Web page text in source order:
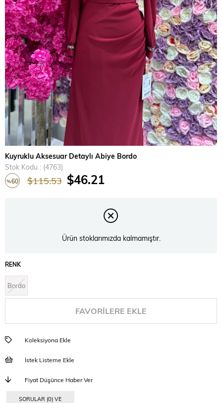
Kuyruklu Aksesuar Detaylı Abiye Bordo
Stok Kodu
(4763)
%60 $115.53 $46.21
Ürün stoklarımızda kalmamıştır.
RENK
Bordo
FAVORILERE EKLE
Koleksiyona Ekle
İstek Listeme Ekle
Fiyat Düşünce Haber Ver
SORULAR (0) VE